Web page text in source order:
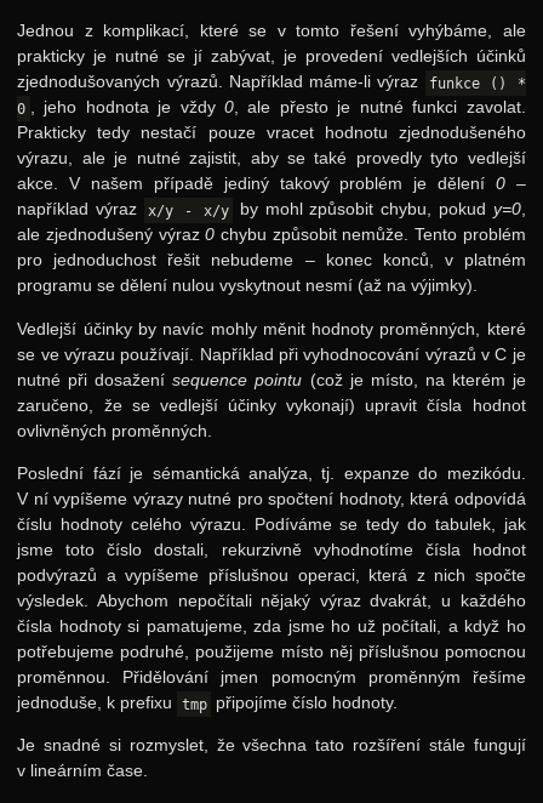
Jednou z komplikací, které se v tomto řešení vyhýbáme, ale
prakticky je nutné se jí zabývat, je provedení vedlejších účinků
zjednodušovaných výrazů. Například máme-li výraz
funkce () *
0 , jeho hodnota je vždy0, ale přesto je nutné funkci zavolat.
Prakticky tedy nestačí pouze vracet hodnotu zjednodušeného
výrazu, ale je nutné zajistit, aby se také provedly tyto vedlejší
akce. V našem případě jediný takový problém je dělení 0–
například výraz
x/y - x/y by mohl způsobit chybu, pokud y=0,
ale zjednodušený výraz0 chybu způsobit nemůže. Tento problém
pro jednoduchost řešit nebudeme – konec konců, v platném
programu se dělení nulou vyskytnout nesmí (až na výjimky).
Vedlejší účinky by navíc mohly měnit hodnoty proměnných, které
se ve výrazu používají. Například při vyhodnocování výrazů v C je
nutné při dosaženísequence pointu (což je místo, na kterém je
zaručeno, že se vedlejší účinky vykonají) upravit čísla hodnot
ovlivněných proměnných.
Poslední fází je sémantická analýza, tj. expanze do mezikódu.
V ní vypíšeme výrazy nutné pro spočtení hodnoty, která odpovídá
číslu hodnoty celého výrazu. Podíváme se tedy do tabulek, jak
jsme toto číslo dostali, rekurzivně vyhodnotíme čísla hodnot
podvýrazů a vypíšeme příslušnou operaci, která z nich spočte
výsledek. Abychom nepočítali nějaký výraz dvakrát, u každého
čísla hodnoty si pamatujeme, zda jsme ho už počítali, a když ho
potřebujeme podruhé, použijeme místo něj příslušnou pomocnou
proměnnou. Přidělování jmen pomocným proměnným řešíme
jednoduše, k prefixu
tmp připojíme číslo hodnoty.
Je snadné si rozmyslet, že všechna tato rozšíření stále fungují
v lineárním čase.